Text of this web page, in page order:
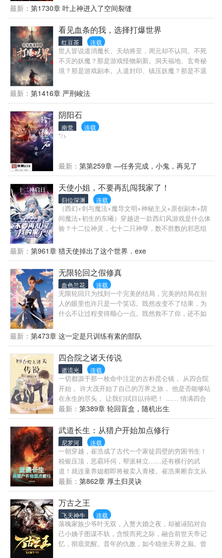
才发现。梦中的娘子，都是真实存在的。正所谓谈一
个女朋友风险，谈许多女朋友危险。当这些实力通天
的女魔头和女帝们，一个个找上门来之时。叶羽的第
一反应，就是想要跑路。
最新： 第1730章 叶上神进入了空间裂缝
看见血条的我，选择打爆世界
红豆茶 连载
世人皆说道消魔长、天劫将至，周元却不认同。不死
不灭的妖魔？那是游戏怪物刷新。洞天福地、玄奇秘
境？那是游戏副本。人道封印、镇压妖魔？那是不退
要你们都撤出洞天，副本就会刷新。有刷新怪物做资
粮，修炼资源就会源源不断。”“孽障，你竟然要放出不
死不灭的邪魔，老道和你拼了。”周元看到所有人头上
都有血条，就连广阔无边的大地也一样。他举起武器
重重的捶了下去，选择打爆这个世界。
最新： 第1416章 严刑峻法
阴阳石
南觉 连载
"/>
最新： 第第259章 —任务完成，小鬼，再见了
天使小姐，不要再乱闯我家了！
归位深渊 连载
（西幻+剑与魔法+魔导文明+神秘主义+原创副本+阴
间魔法+初生的东曦）穿越进一款西幻风游戏是什么体
验？十二位神灵，七十二只神孽，数不胜数的邪恶组
察觉自己什么魔法都学不会，唯独会一种只能被动挨
打的反制魔法。反制魔法，顾名思义，只能将对方的
法术，能量反弹回去，但没有任何主动攻击能力，挨
长剑砍两刀，人就老实了。直到有一天，苏恩发现，
就连契约也可以反弹。那一天后，苏恩的人生从此驶
入一条不可回头的铁路，路上还顺便碾死了一些螳臂
当车的乐色。司辰，司命，执金……十二位神灵已然
为自己的算盘操控了整个世界。在命运的指引下，苏
偷取能力，用阴间魔法战斗，并抵达那不存在的第十
三神启日，才能幸免于难。往日，苏恩纨绔无比拆了
她家。那日，银发天使愤怒无比闯入他家。次日，学
院众人焦急无比等待两人回归学校大家。你问苏恩在
干什么？他现在正在家里强迫那位银发天使……帮他
写魔法作业。
最新： 第961章 猎天使掉出了这个世界．exe
无限轮回之假修真
血色兰花 连载
无限轮回只为找到一个完美的结局，完美的结局在别
人的眼里也许只是一个笑话。既然改变不了结果，为
什么不让过程变得顺心一点。既然救不了你，还不如
有一天这一环也可以成为煽动翅膀的那只蝴蝶。修
真？修仙？科技？未来？当走向未来的那一幕。神学
未必是科学的尽头。
最新： 第473章 这一定是只训练有素的部队
四合院之诸天传说
逝流光 连载
一切都源于那一枚命中注定的古朴昆仑镜， 从四合院
开始， 许大茂开始了自己的万界之旅， 他是否能够站
在永生的尽头， 让我们拭目以待吧！ …… 情满四合
院【已完结】 射雕、神雕【已完结】 倚天屠龙记【正
在写】 …… 待定。
最新： 第389章 轮回盲盒，随机出生
武道长生：从猎户开始加点修行
尼罗河 连载
一朝穿越，崔浩成了古代一个家徒四壁的穷困书生！
税银压顶，恶霸环伺，帮派林立……还有横行的武
道！就连童养媳都即将被卖入青楼。崔浩果断弃文从
武，却觉醒了熟练度面板，只要加点，就能修炼！于
是，崔浩从加点箭术打猎开始，一步步……走上武道
王朝之巅！
最新： 第862章 厚土归灵诀
万古之王
飞天神牛 连载
落魄家族少爷叶无双，入赘大婚之夜，却被诬陷对自
己小姨子图谋不轨，含恨而死之际，融合前世天帝记
忆，彻底觉醒。昔年的仇敌，如今稳坐天界之巅。曾